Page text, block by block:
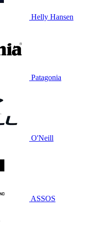
Helly Hansen
Patagonia
O'Neill
ASSOS